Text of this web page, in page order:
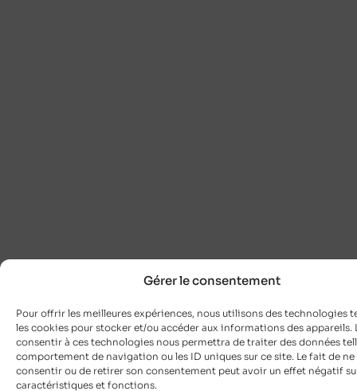
Gérer le consentement
Pour offrir les meilleures expériences, nous utilisons des technologies
les cookies pour stocker et/ou accéder aux informations des appareils.
consentir à ces technologies nous permettra de traiter des données
comportement de navigation ou les ID uniques sur ce site. Le fait de ne
consentir ou de retirer son consentement peut avoir un effet négatif
caractéristiques et fonctions.